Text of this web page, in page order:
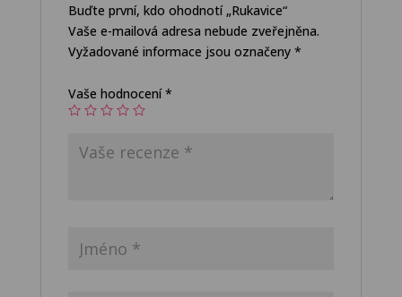
Buďte první, kdo ohodnotí „Rukavice“
Vaše e-mailová adresa nebude zveřejněna.
Vyžadované informace jsou označeny *
Vaše hodnocení*